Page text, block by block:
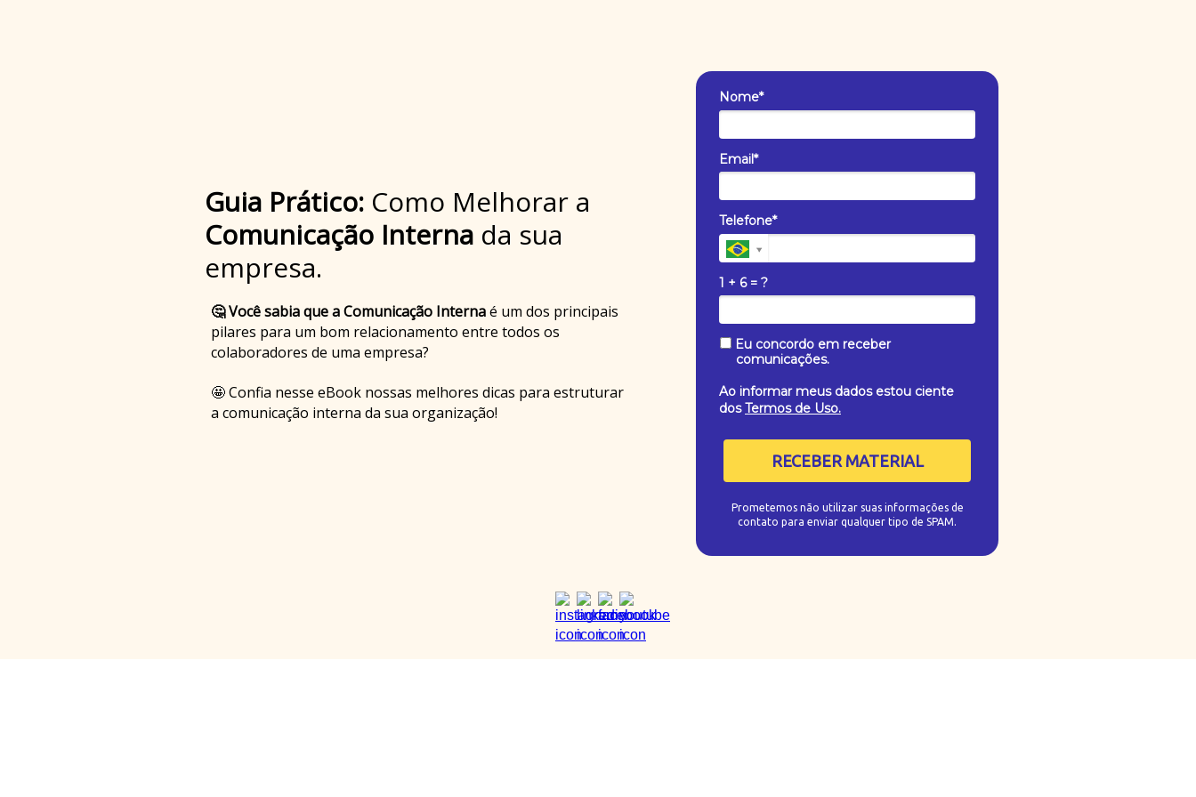
Guia Prático: Como Melhorar a
Comunicação Interna da sua
empresa.
🤔 Você sabia que a Comunicação Internaé um dos principais
pilares para um bom relacionamento entre todos os
colaboradores de uma empresa?
🤩 Confia nesse eBook nossas melhores dicas para estruturar
a comunicação interna da sua organização!
Nome*
Email*
Telefone*
1 + 6 = ?
Eu concordo em receber
comunicações.
Ao informar meus dados estou ciente
dosTermos de Uso.
RECEBER MATERIAL
Prometemos não utilizar suas informações de
contato para enviar qualquer tipo de SPAM.